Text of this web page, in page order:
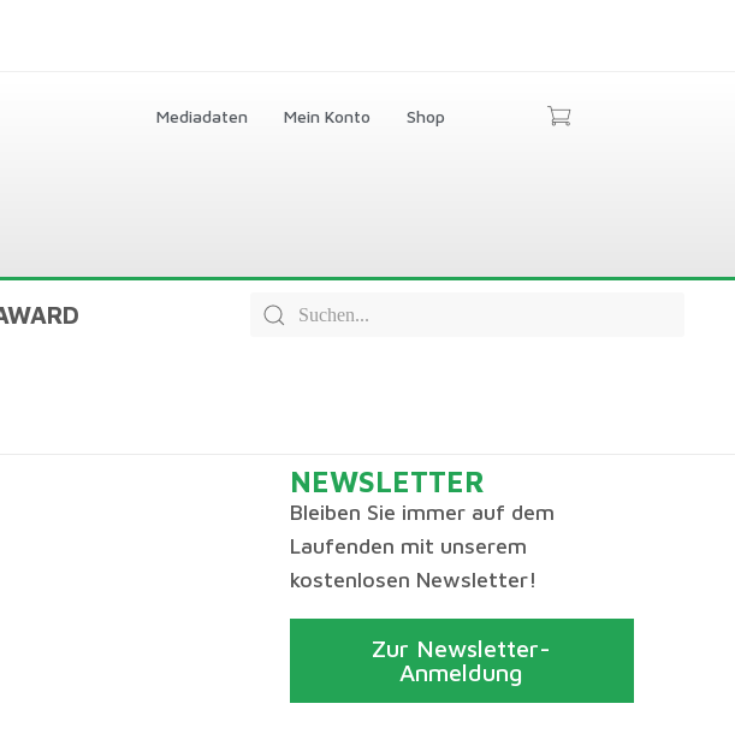
Mediadaten Mein Konto Shop
NEWSLETTER
Bleiben Sie immer auf dem
Laufenden mit unserem
kostenlosen Newsletter!
Zur Newsletter-
Anmeldung